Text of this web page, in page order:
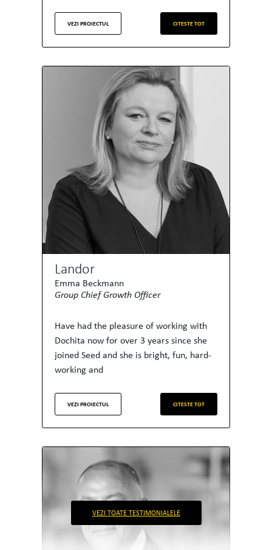
VEZI PROIECTUL CITESTE TOT
Landor
Emma Beckmann
Group Chief Growth Officer
Have had the pleasure of working with
Dochita now for over 3 years since she
joined Seed and she is bright, fun, hard-
working and
VEZI PROIECTUL CITESTE TOT
VEZI TOATE TESTIMONIALELE